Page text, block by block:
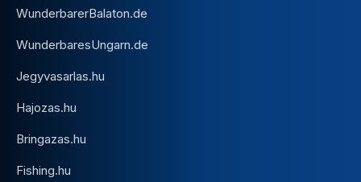
WunderbarerBalaton.de
WunderbaresUngarn.de
Jegyvasarlas.hu
Hajozas.hu
Bringazas.hu
Fishing.hu